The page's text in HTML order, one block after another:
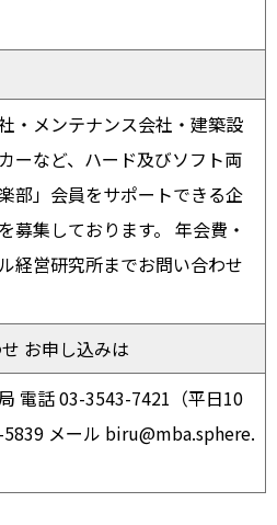
・メンテナンス会社・建築設
ーなど、ハード及びソフト両
部」会員をサポートできる企
募集しております。 年会費・
経営研究所までお問い合わせ
お申し込みは
電話 03-3543-7421（平日10
メール biru@mba.sphere.